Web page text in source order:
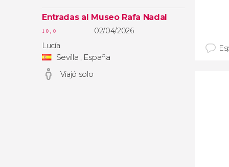
Entradas al Museo Rafa Nadal
10,0
02/04/2026
Lucía
Sevilla , España
Viajó solo